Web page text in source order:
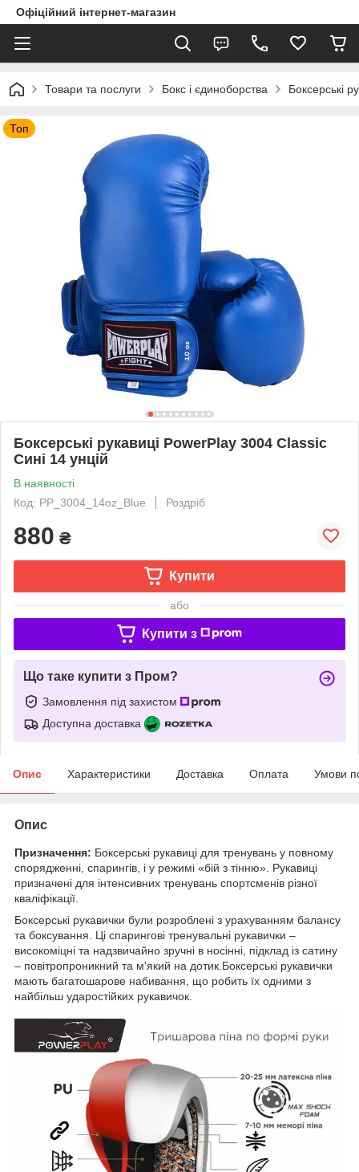
Офіційний інтернет-магазин
Товари та послуги Бокс і єдиноборства Боксерські
Топ
Боксерські рукавиці PowerPlay 3004 Classic
Сині 14 унцій
В наявності
Код: PP_3004_14oz_Blue
Роздріб
880 ₴
Купити
або
Купити з
Що таке купити з Пром?
Замовлення під захистом
Доступна доставка
Опис Характеристики Доставка Оплата Умови
Опис
Призначення: Боксерські рукавиці для тренувань у повному
спорядженні, спарингів, і у режимі «бій з тінню». Рукавиці
призначені для інтенсивних тренувань спортсменів різної
кваліфікації.
Боксерські рукавички були розроблені з урахуванням балансу
та боксування. Ці спарингові тренувальні рукавички –
високоміцні та надзвичайно зручні в носінні, підклад із сатину
– повітропроникний та м'який на дотик.Боксерські рукавички
мають багатошарове набивання, що робить їх одними з
найбільш ударостійких рукавичок.